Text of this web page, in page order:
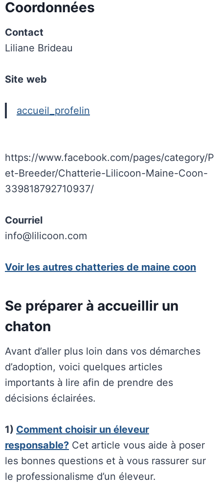
Coordonnées
Contact
Liliane Brideau
Site web
accueil_profelin
https://www.facebook.com/pages/category/P
et-Breeder/Chatterie-Lilicoon-Maine-Coon-
339818792710937/
Courriel
info@lilicoon.com
Voir les autres chatteries de maine coon
Se préparer à accueillir un
chaton
Avant d’aller plus loin dans vos démarches
d’adoption, voici quelques articles
importants à lire afin de prendre des
décisions éclairées.
1) Comment choisir un éleveur
responsable? Cet article vous aide à poser
les bonnes questions et à vous rassurer sur
le professionalisme d’un éleveur.